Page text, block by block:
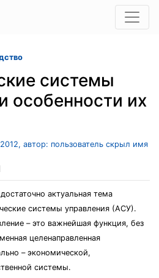
системы
особенности их
автор: пользователь скрыл имя
актуальная тема
системы управления (АСУ).
– это важнейшая функция, без
целенаправленная
– экономической,
системы.